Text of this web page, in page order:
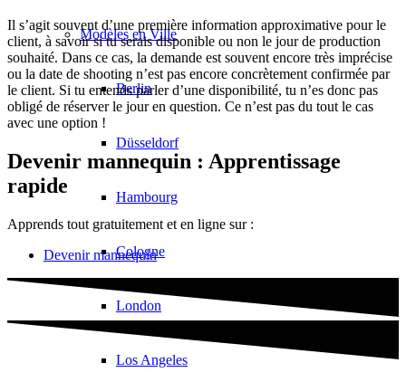
Modèles en Ville
Berlin
Düsseldorf
Hambourg
Cologne
London
Los Angeles
Il s’agit souvent d’une première information approximative pour le
client, à savoir si tu serais disponible ou non le jour de production
souhaité. Dans ce cas, la demande est souvent encore très imprécise
ou la date de shooting n’est pas encore concrètement confirmée par
le client. Si tu entends parler d’une disponibilité, tu n’es donc pas
obligé de réserver le jour en question. Ce n’est pas du tout le cas
avec une option !
Devenir mannequin : Apprentissage
rapide
Apprends tout gratuitement et en ligne sur :
Devenir mannequin